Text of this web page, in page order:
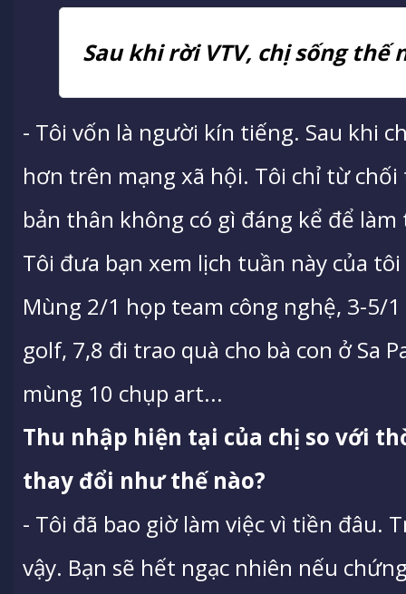
Sau khi rời VTV, chị sống thế
- Tôi vốn là người kín tiếng. Sau khi
hơn trên mạng xã hội. Tôi chỉ từ
bản thân không có gì đáng kể để
Tôi đưa bạn xem lịch tuần này của
Mùng 2/1 họp team công nghệ, 3-5/
golf, 7,8 đi trao quà cho bà con ở Sa
mùng 10 chụp art...
Thu nhập hiện tại của chị so với
thay đổi như thế nào?
- Tôi đã bao giờ làm việc vì tiền đâu.
vậy. Bạn sẽ hết ngạc nhiên nếu